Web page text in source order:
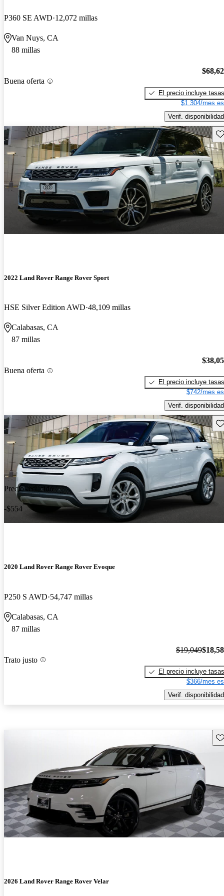
P360 SE AWD 12,072 millas
Van Nuys, CA
88 millas
Buena oferta
El precio incluye tasas
$1,304/mes
Verif. disponibilidad
2022 Land Rover Range Rover Sport
HSE Silver Edition AWD 48,109 millas
Calabasas, CA
87 millas
Buena oferta
El precio incluye tasas
$742/mes
Verif. disponibilidad
Precio reducido
-$554
2020 Land Rover Range Rover Evoque
P250 S AWD 54,747 millas
Calabasas, CA
87 millas
Trato justo
$19,049
El precio incluye tasas
$366/mes
Verif. disponibilidad
2026 Land Rover Range Rover Velar